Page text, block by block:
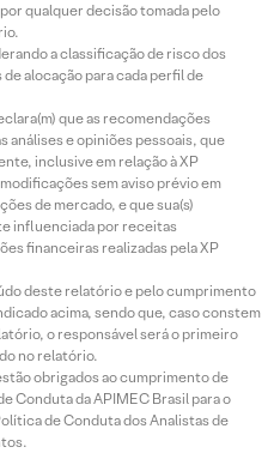
qualquer decisão tomada pelo
a classificação de risco dos
alocação para cada perfil de
que as recomendações
análises e opiniões pessoais, que
inclusive em relação à XP
sem aviso prévio em
de mercado, e que sua(s)
influenciada por receitas
financeiras realizadas pela XP
deste relatório e pelo cumprimento
acima, sendo que, caso constem
o responsável será o primeiro
no relatório.
obrigados ao cumprimento de
Conduta da APIMEC Brasil para o
de Conduta dos Analistas de